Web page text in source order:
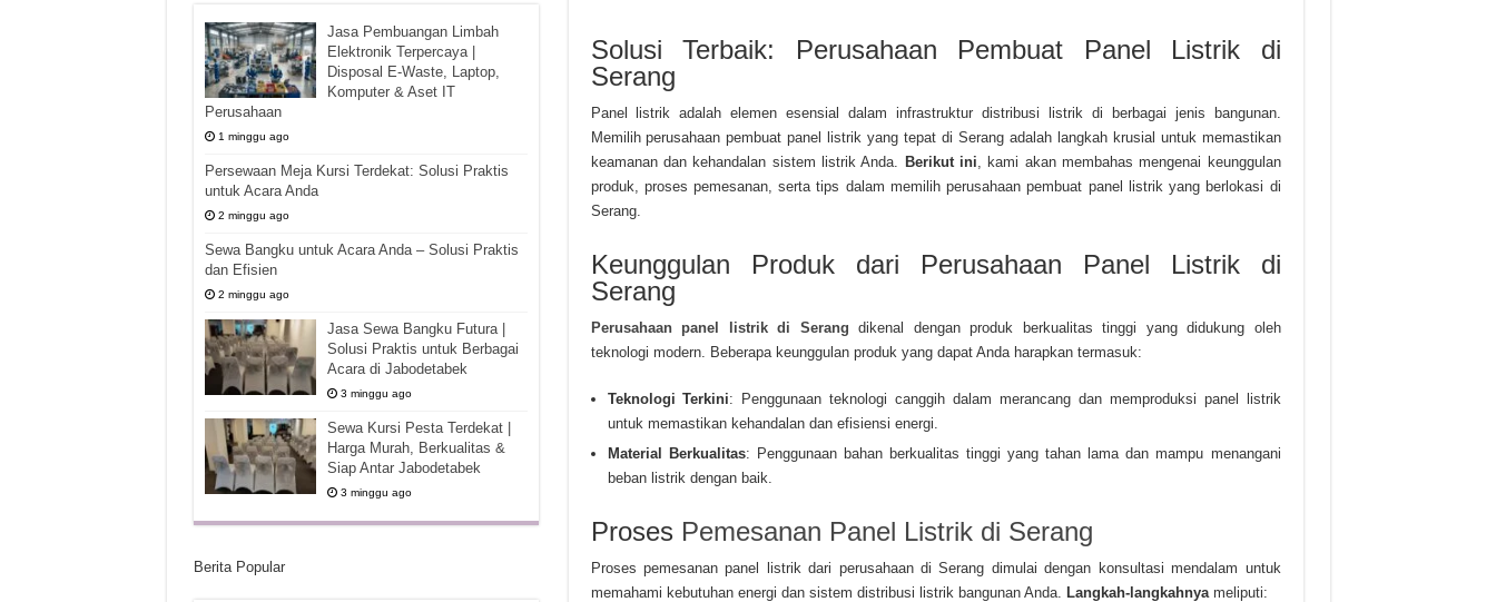
Solusi Terbaik: Perusahaan Pembuat Panel Listrik di
Serang
Panel listrik adalah elemen esensial dalam infrastruktur distribusi listrik di berbagai jenis bangunan.
Memilih perusahaan pembuat panel listrik yang tepat di Serang adalah langkah krusial untuk memastikan
keamanan dan kehandalan sistem listrik Anda. Berikut ini, kami akan membahas mengenai keunggulan
produk, proses pemesanan, serta tips dalam memilih perusahaan pembuat panel listrik yang berlokasi di
Serang.
Keunggulan Produk dari Perusahaan Panel Listrik di
Serang
Perusahaan panel listrik di Serang dikenal dengan produk berkualitas tinggi yang didukung oleh
teknologi modern. Beberapa keunggulan produk yang dapat Anda harapkan termasuk:
Teknologi Terkini: Penggunaan teknologi canggih dalam merancang dan memproduksi panel listrik
untuk memastikan kehandalan dan efisiensi energi.
Material Berkualitas: Penggunaan bahan berkualitas tinggi yang tahan lama dan mampu menangani
beban listrik dengan baik.
Proses Pemesanan Panel Listrik di Serang
Proses pemesanan panel listrik dari perusahaan di Serang dimulai dengan konsultasi mendalam untuk
memahami kebutuhan energi dan sistem distribusi listrik bangunan Anda. Langkah-langkahnyameliputi:
Jasa Pembuangan Limbah
Elektronik Terpercaya |
Disposal E-Waste, Laptop,
Komputer & Aset IT
Perusahaan
1 minggu ago
Persewaan Meja Kursi Terdekat: Solusi Praktis
untuk Acara Anda
2 minggu ago
Sewa Bangku untuk Acara Anda – Solusi Praktis
dan Efisien
2 minggu ago
Jasa Sewa Bangku Futura |
Solusi Praktis untuk Berbagai
Acara di Jabodetabek
3 minggu ago
Sewa Kursi Pesta Terdekat |
Harga Murah, Berkualitas &
Siap Antar Jabodetabek
3 minggu ago
Berita Popular